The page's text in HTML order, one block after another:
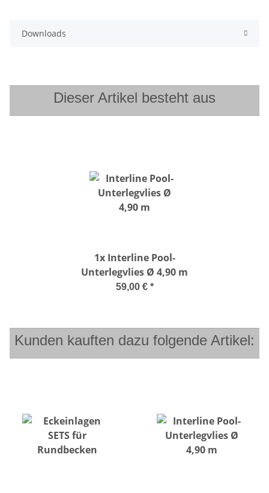
Downloads
Dieser Artikel besteht aus
1x Interline Pool-
Unterlegvlies Ø 4,90 m
59,00 € *
Kunden kauften dazu folgende Artikel: